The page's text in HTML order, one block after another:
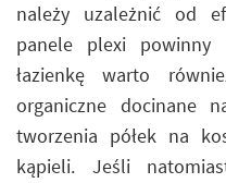
należy uzależnić od
panele plexi powinny
łazienkę warto
organiczne docinane
tworzenia półek na
kąpieli. Jeśli